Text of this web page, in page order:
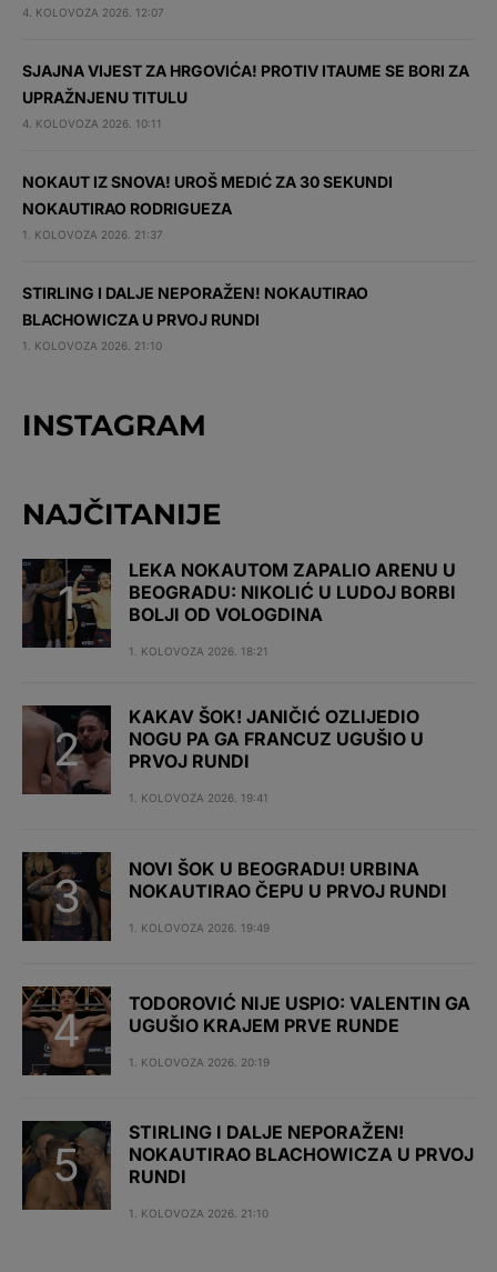
4. KOLOVOZA 2026. 12:07
SJAJNA VIJEST ZA HRGOVIĆA! PROTIV ITAUME SE BORI ZA
UPRAŽNJENU TITULU
4. KOLOVOZA 2026. 10:11
NOKAUT IZ SNOVA! UROŠ MEDIĆ ZA 30 SEKUNDI
NOKAUTIRAO RODRIGUEZA
1. KOLOVOZA 2026. 21:37
STIRLING I DALJE NEPORAŽEN! NOKAUTIRAO
BLACHOWICZA U PRVOJ RUNDI
1. KOLOVOZA 2026. 21:10
INSTAGRAM
NAJČITANIJE
LEKA NOKAUTOM ZAPALIO ARENU U
BEOGRADU: NIKOLIĆ U LUDOJ BORBI
BOLJI OD VOLOGDINA
1. KOLOVOZA 2026. 18:21
KAKAV ŠOK! JANIČIĆ OZLIJEDIO
NOGU PA GA FRANCUZ UGUŠIO U
PRVOJ RUNDI
1. KOLOVOZA 2026. 19:41
NOVI ŠOK U BEOGRADU! URBINA
NOKAUTIRAO ČEPU U PRVOJ RUNDI
1. KOLOVOZA 2026. 19:49
TODOROVIĆ NIJE USPIO: VALENTIN GA
UGUŠIO KRAJEM PRVE RUNDE
1. KOLOVOZA 2026. 20:19
STIRLING I DALJE NEPORAŽEN!
NOKAUTIRAO BLACHOWICZA U PRVOJ
RUNDI
1. KOLOVOZA 2026. 21:10